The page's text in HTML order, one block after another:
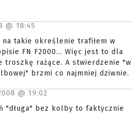
@ 18:45
takie określenie trafiłem w
FN F2000... Więc jest to dla
troszkę rażące. A stwierdzenie "w
brzmi co najmniej dziwnie.
@ 19:02
"długa" bez kolby to faktycznie